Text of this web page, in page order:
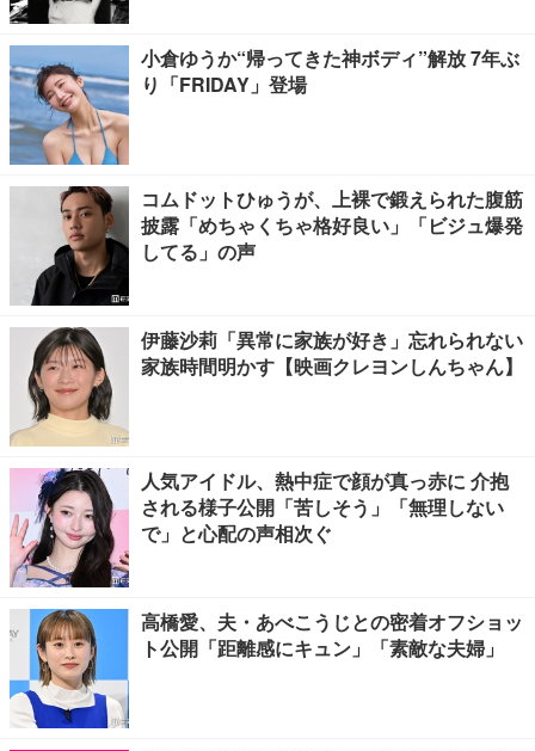
小倉ゆうか“帰ってきた神ボディ”解放 7年ぶ
り「FRIDAY」登場
コムドットひゅうが、上裸で鍛えられた腹筋
披露「めちゃくちゃ格好良い」「ビジュ爆発
してる」の声
伊藤沙莉「異常に家族が好き」忘れられない
家族時間明かす【映画クレヨンしんちゃん】
人気アイドル、熱中症で顔が真っ赤に 介抱
される様子公開「苦しそう」「無理しない
で」と心配の声相次ぐ
高橋愛、夫・あべこうじとの密着オフショッ
ト公開「距離感にキュン」「素敵な夫婦」